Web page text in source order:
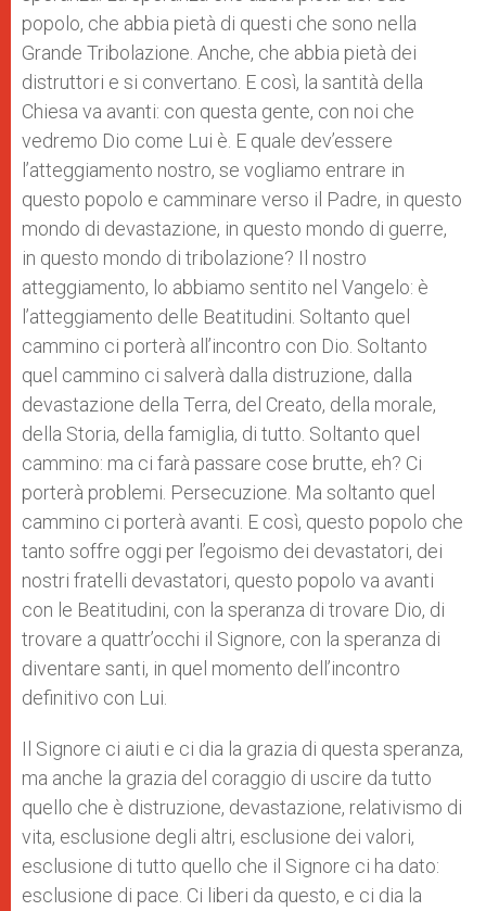
popolo, che abbia pietà di questi che sono nella
Grande Tribolazione. Anche, che abbia pietà dei
distruttori e si convertano. E così, la santità della
Chiesa va avanti: con questa gente, con noi che
vedremo Dio come Lui è. E quale dev’essere
l’atteggiamento nostro, se vogliamo entrare in
questo popolo e camminare verso il Padre, in questo
mondo di devastazione, in questo mondo di guerre,
in questo mondo di tribolazione? Il nostro
atteggiamento, lo abbiamo sentito nel Vangelo: è
l’atteggiamento delle Beatitudini. Soltanto quel
cammino ci porterà all’incontro con Dio. Soltanto
quel cammino ci salverà dalla distruzione, dalla
devastazione della Terra, del Creato, della morale,
della Storia, della famiglia, di tutto. Soltanto quel
cammino: ma ci farà passare cose brutte, eh? Ci
porterà problemi. Persecuzione. Ma soltanto quel
cammino ci porterà avanti. E così, questo popolo che
tanto soffre oggi per l’egoismo dei devastatori, dei
nostri fratelli devastatori, questo popolo va avanti
con le Beatitudini, con la speranza di trovare Dio, di
trovare a quattr’occhi il Signore, con la speranza di
diventare santi, in quel momento dell’incontro
definitivo con Lui.
Il Signore ci aiuti e ci dia la grazia di questa speranza,
ma anche la grazia del coraggio di uscire da tutto
quello che è distruzione, devastazione, relativismo di
vita, esclusione degli altri, esclusione dei valori,
esclusione di tutto quello che il Signore ci ha dato:
esclusione di pace. Ci liberi da questo, e ci dia la